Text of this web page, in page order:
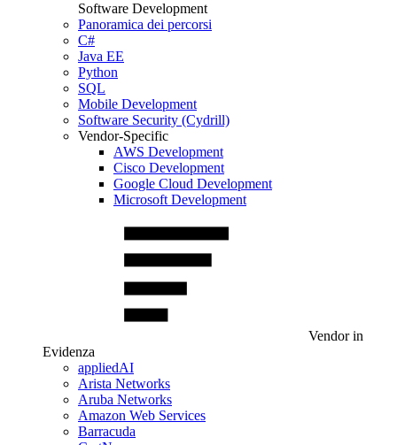
Software Development
Panoramica dei percorsi
C#
Java EE
Python
SQL
Mobile Development
Software Security (Cydrill)
Vendor-Specific
AWS Development
Cisco Development
Google Cloud Development
Microsoft Development
Vendor in
Evidenza
appliedAI
Arista Networks
Aruba Networks
Amazon Web Services
Barracuda